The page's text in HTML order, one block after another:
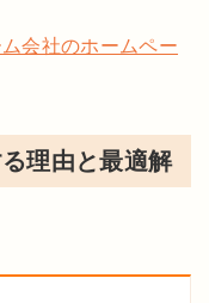
会社のホームペー
理由と最適解